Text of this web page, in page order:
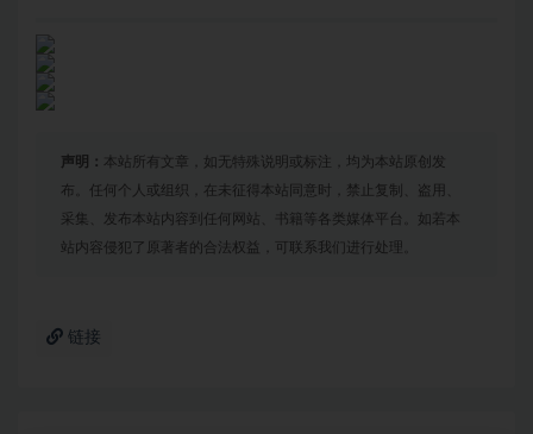
声明： 本站所有文章，如无特殊说明或标注，均为本站原创发
布。任何个人或组织，在未征得本站同意时，禁止复制、盗用、
采集、发布本站内容到任何网站、书籍等各类媒体平台。如若本
站内容侵犯了原著者的合法权益，可联系我们进行处理。
链接